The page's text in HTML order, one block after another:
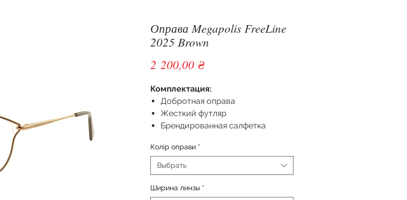
Оправа Megapolis FreeLine
2025 Brown
2 200,00 ₴Цена
Комплектация:
Добротная оправа
Жесткий футляр
Брендированная салфетка
Колір оправи *
Выбрать
Ширина линзы *